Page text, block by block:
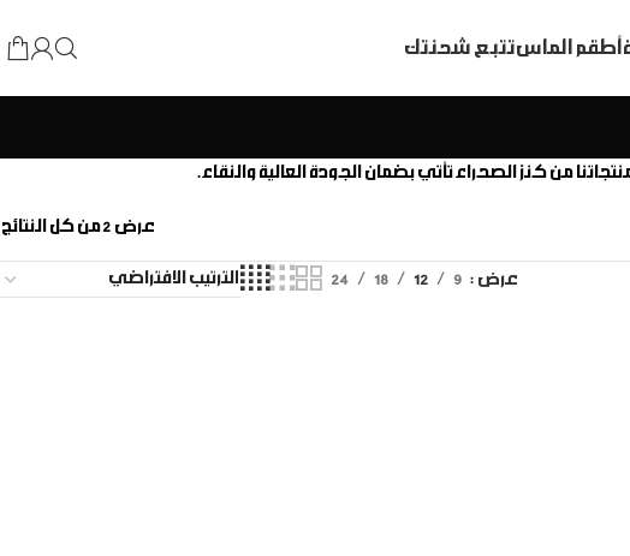
أطقم الماستتبع شحنتك
عرض ⁦2⁩ من كل النتائج
عرض 9
12
18
24